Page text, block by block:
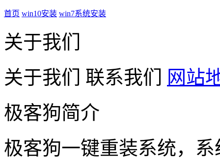
首页 win10安装 win7系统安装
关于我们
关于我们
联系我们
网站
极客狗简介
极客狗一键重装系统，